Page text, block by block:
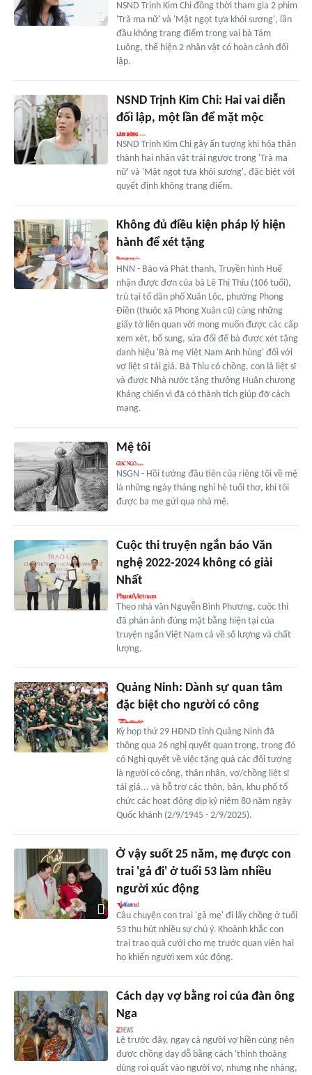
NSND Trịnh Kim Chi đồng thời tham gia 2 phim
'Trà ma nữ' và 'Mật ngọt tựa khói sương', lần
đầu không trang điểm trong vai bà Tám
Luông, thể hiện 2 nhân vật có hoàn cảnh đối
lập.
NSND Trịnh Kim Chi: Hai vai diễn
đối lập, một lần để mặt mộc
NSND Trịnh Kim Chi gây ấn tượng khi hóa thân
thành hai nhân vật trái ngược trong 'Trà ma
nữ' và 'Mật ngọt tựa khói sương', đặc biệt với
quyết định không trang điểm.
Không đủ điều kiện pháp lý hiện
hành để xét tặng
HNN - Báo và Phát thanh, Truyền hình Huế
nhận được đơn của bà Lê Thị Thỉu (106 tuổi),
trú tại tổ dân phố Xuân Lộc, phường Phong
Điền (thuộc xã Phong Xuân cũ) cùng những
giấy tờ liên quan với mong muốn được các cấp
xem xét, bổ sung, sửa đổi để bà được xét tặng
danh hiệu 'Bà mẹ Việt Nam Anh hùng' đối với
vợ liệt sĩ tái giá. Bà Thỉu có chồng, con là liệt sĩ
và được Nhà nước tặng thưởng Huân chương
Kháng chiến vì đã có thành tích giúp đỡ cách
mạng.
Mệ tôi
NSGN - Hồi tưởng đầu tiên của riêng tôi về mệ
là những ngày tháng nghỉ hè tuổi thơ, khi tôi
được ba me gửi qua nhà mệ.
Cuộc thi truyện ngắn báo Văn
nghệ 2022-2024 không có giải
Nhất
Theo nhà văn Nguyễn Bình Phương, cuộc thi
đã phản ánh đúng mặt bằng hiện tại của
truyện ngắn Việt Nam cả về số lượng và chất
lượng.
Quảng Ninh: Dành sự quan tâm
đặc biệt cho người có công
Kỳ họp thứ 29 HĐND tỉnh Quảng Ninh đã
thông qua 26 nghị quyết quan trọng, trong đó
có Nghị quyết về việc tặng quà các đối tượng
là người có công, thân nhân, vợ/chồng liệt sĩ
tái giá... và hỗ trợ các thôn, bản, khu phố tổ
chức các hoạt động dịp kỷ niệm 80 năm ngày
Quốc khánh (2/9/1945 - 2/9/2025).
Ở vậy suốt 25 năm, mẹ được con
trai 'gả đi' ở tuổi 53 làm nhiều
người xúc động
Câu chuyện con trai 'gả mẹ' đi lấy chồng ở tuổi
53 thu hút nhiều sự chú ý. Khoảnh khắc con
trai trao quà cưới cho mẹ trước quan viên hai
họ khiến người xem xúc động.
Cách dạy vợ bằng roi của đàn ông
Nga
Lệ trước đây, ngay cả người vợ hiền cũng nên
được chồng dạy dỗ bằng cách 'thỉnh thoảng
dùng roi quất vào người vợ, nhưng nhẹ nhàng,